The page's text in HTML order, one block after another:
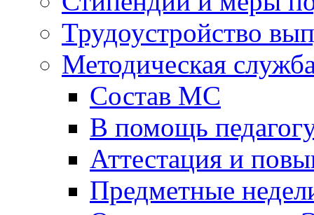
Трудоустройство
Методическая
Состав МС
В помощь
Аттестация и
Предметные